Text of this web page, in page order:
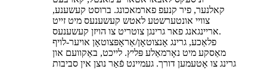
קאלנער, פיר קנעפ פארמאכונג. ברוסט קעשענע,
צוויי אונטערשטע לאטש קעשענעס מיט זייט
אריינגאנג פאר גרינגן צוטריט צו הויזן קעשענעס.
פלאַכע, גרינג אָנצוטאָן/אַראָפּצוטאָן אויער-לויף
מאַסקע מיט נאָרמאַלע פּליץ. לייכט, באַקוועם און
גרינג צו אָטעמען דורך. געמיינט פֿאַר נוצן אין סביבות